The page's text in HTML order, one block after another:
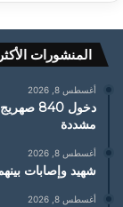
المنشورات
أغسطس 8, 2026
دخول
مشددة
أغسطس 8, 2026
شهيد وإصابات
أغسطس 8, 2026